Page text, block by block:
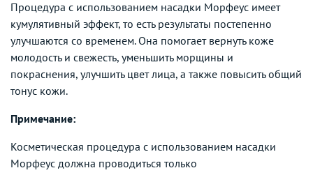
Процедура с использованием насадки Морфеус имеет
кумулятивный эффект, то есть результаты постепенно
улучшаются со временем. Она помогает вернуть коже
молодость и свежесть, уменьшить морщины и
покраснения, улучшить цвет лица, а также повысить общий
тонус кожи.
Примечание:
Косметическая процедура с использованием насадки
Морфеус должна проводиться только